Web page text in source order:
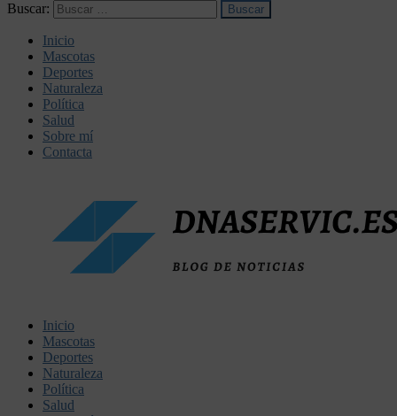
Buscar:
Inicio
Mascotas
Deportes
Naturaleza
Política
Salud
Sobre mí
Contacta
dnaservic.es
Inicio
Mascotas
Deportes
Naturaleza
Política
Salud